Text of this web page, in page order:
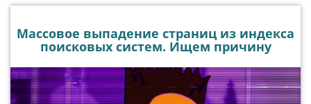
Массовое выпадение страниц из индекса
поисковых систем. Ищем причину